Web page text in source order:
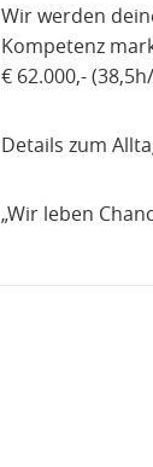
Wir werden
Kompetenz
€ 62.000,-
Details zum
„Wir leben